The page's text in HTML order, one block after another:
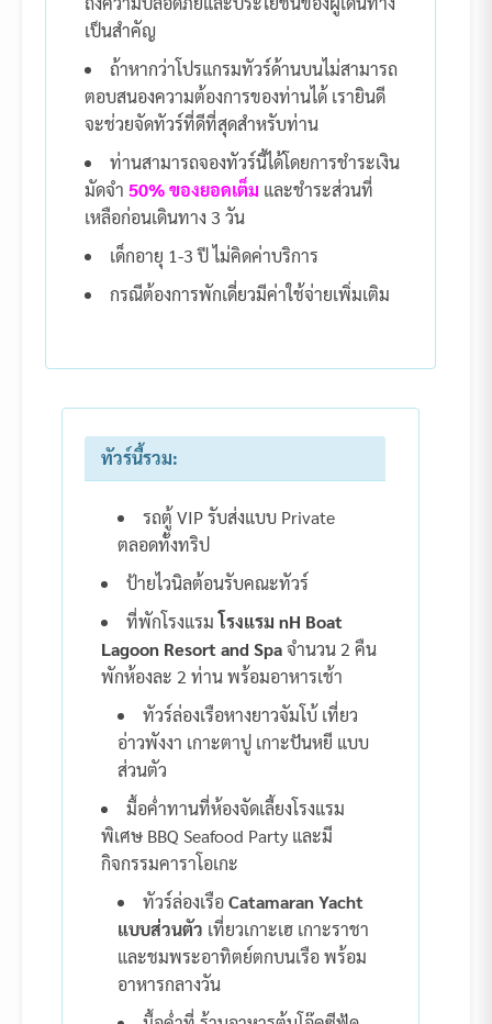
เป็นสำคัญ
ถ้าหากว่าโปรแกรมทัวร์ด้านบนไม่สามารถ
ตอบสนองความต้องการของท่านได้ เรายินดี
จะช่วยจัดทัวร์ที่ดีที่สุดสำหรับท่าน
ท่านสามารถจองทัวร์นี้ได้โดยการชำระเงิน
มัดจำ 50% ของยอดเต็ม และชำระส่วนที่
เหลือก่อนเดินทาง 3 วัน
เด็กอายุ 1-3 ปี ไม่คิดค่าบริการ
กรณีต้องการพักเดี่ยวมีค่าใช้จ่ายเพิ่มเติม
ทัวร์นี้รวม:
รถตู้ VIP รับส่งแบบ Private
ตลอดทั้งทริป
ป้ายไวนิลต้อนรับคณะทัวร์
ที่พักโรงแรม โรงแรม nH Boat
Lagoon Resort and Spaจำนวน 2 คืน
พักห้องละ 2 ท่าน พร้อมอาหารเช้า
ทัวร์ล่องเรือหางยาวจัมโบ้ เที่ยว
อ่าวพังงา เกาะตาปู เกาะปันหยี แบบ
ส่วนตัว
มื้อค่ำทานที่ห้องจัดเลี้ยงโรงแรม
พิเศษ BBQ Seafood Party และมี
กิจกรรมคาราโอเกะ
ทัวร์ล่องเรือCatamaran Yacht
แบบส่วนตัว เที่ยวเกาะเฮ เกาะราชา
และชมพระอาทิตย์ตกบนเรือ พร้อม
อาหารกลางวัน